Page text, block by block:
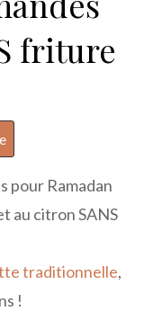
friture
pour Ramadan
au citron SANS
traditionnelle,
!